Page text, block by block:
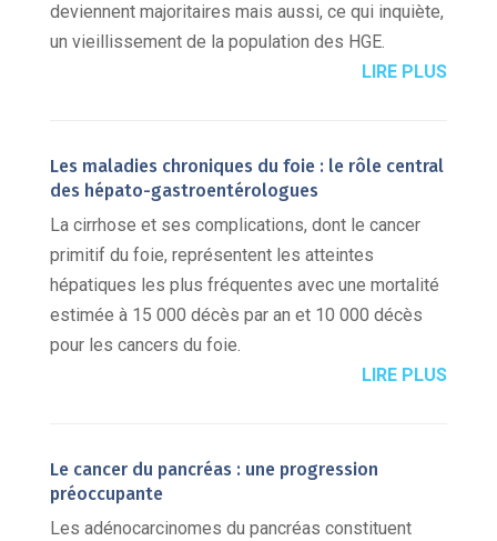
deviennent majoritaires mais aussi, ce qui inquiète,
un vieillissement de la population des HGE.
LIRE PLUS
Les maladies chroniques du foie : le rôle central
des hépato-gastroentérologues
La cirrhose et ses complications, dont le cancer
primitif du foie, représentent les atteintes
hépatiques les plus fréquentes avec une mortalité
estimée à 15 000 décès par an et 10 000 décès
pour les cancers du foie.
LIRE PLUS
Le cancer du pancréas : une progression
préoccupante
Les adénocarcinomes du pancréas constituent